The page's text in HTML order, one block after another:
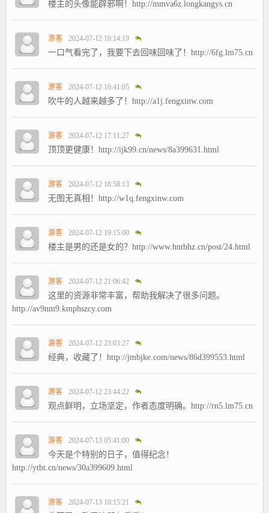
楼主的头像能辟邪啊！http://mmva6z.longkangys.cn
游客 2024-07-12 16:14:19
一口气看完了，我要下去回味回味了！http://6fg.lm75.cn
游客 2024-07-12 16:41:05
吹牛的人越来越多了！http://a1j.fengxinw.com
游客 2024-07-12 17:11:27
顶顶更健康！http://ijk99.cn/news/8a399631.html
游客 2024-07-12 18:58:13
无图无真相！http://w1q.fengxinw.com
游客 2024-07-12 19:15:00
楼主是男的还是女的？http://www.hntbhz.cn/post/24.html
游客 2024-07-12 21:06:42
这里的资源非常丰富，帮助我解决了很多问题。
http://av9nm9.kmphszcy.com
游客 2024-07-12 23:03:27
经典，收藏了！http://jmbjke.com/news/86d399553.html
游客 2024-07-12 23:44:22
观点鲜明，立场坚定，作者态度明确。http://rn5.lm75.cn
游客 2024-07-13 05:41:00
今天是个特别的日子，值得纪念！
http://ytbt.cn/news/30a399609.html
游客 2024-07-13 10:15:21